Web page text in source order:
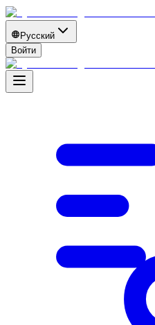
Русский
Войти